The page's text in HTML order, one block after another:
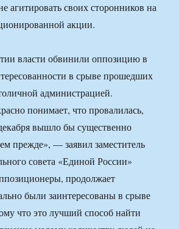
агитировать своих сторонников на
акции.
власти обвинили оппозицию в
в срыве прошедших
администрацией.
понимает, что провалилась,
вышло бы существенно
прежде», — заявил заместитель
совета «Единой России»
продолжает
были заинтересованы в срыве
что это лучший способ найти